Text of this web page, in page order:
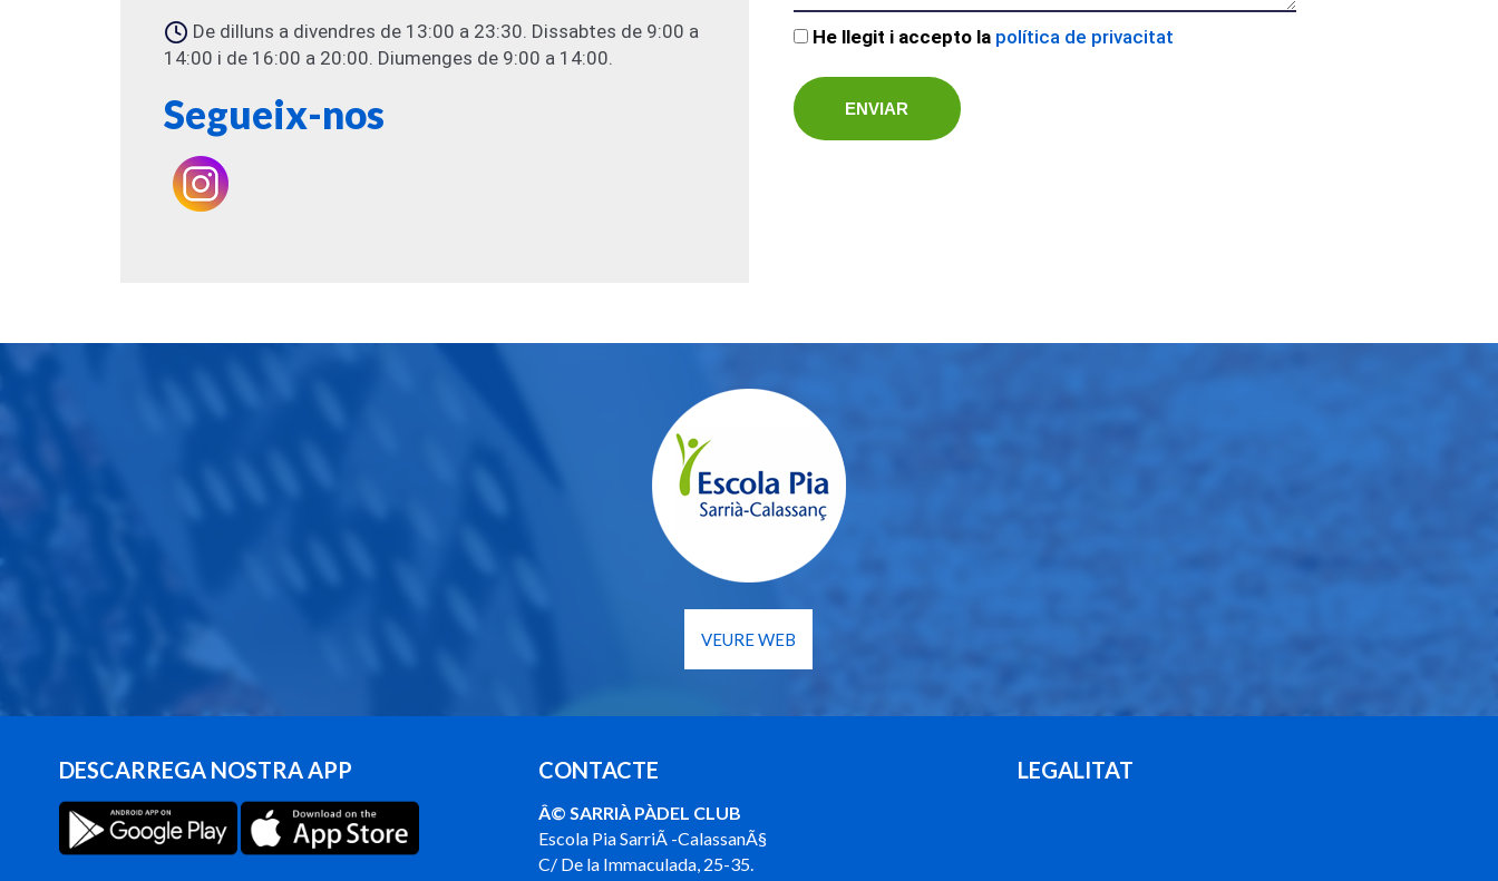
De dilluns a divendres de 13:00 a 23:30. Dissabtes de 9:00 a
14:00 i de 16:00 a 20:00. Diumenges de 9:00 a 14:00.
Segueix-nos
He llegit i accepto la política de privacitat
VEURE WEB
DESCARREGA NOSTRA APP CONTACTE
Â© SARRIÀ PÀDEL CLUB
Escola Pia SarriÃ -CalassanÃ§
C/ De la Immaculada, 25-35.
LEGALITAT